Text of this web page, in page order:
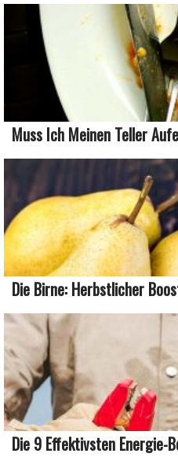
Muss Ich Meinen Teller
Die Birne: Herbstlicher
Die 9 Effektivsten Energie-